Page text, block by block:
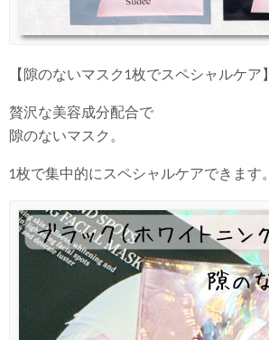
【隙のないマスク1枚でスペシャルケア】
贅沢な美容成分配合で
隙のないマスク。
1枚で集中的にスペシャルケアできます。